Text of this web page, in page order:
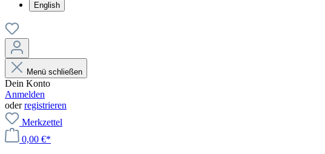
English
Menü schließen
Dein Konto
Anmelden
oderregistrieren
Merkzettel
0,00 €*